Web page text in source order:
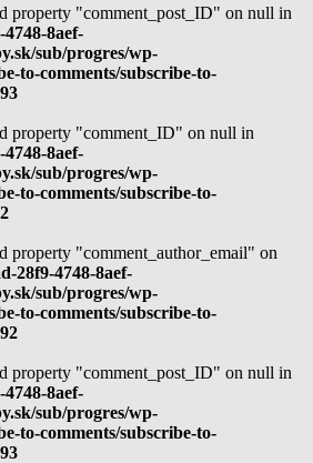
property "comment_post_ID" on null in
4748-8aef-
sub/progres/wp-
to-comments/subscribe-to-
property "comment_ID" on null in
4748-8aef-
sub/progres/wp-
to-comments/subscribe-to-
property "comment_author_email" on
28f9-4748-8aef-
sub/progres/wp-
to-comments/subscribe-to-
property "comment_post_ID" on null in
4748-8aef-
sub/progres/wp-
to-comments/subscribe-to-